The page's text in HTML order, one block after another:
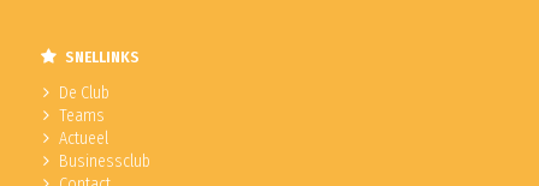
SNELLINKS
De Club
Teams
Actueel
Businessclub